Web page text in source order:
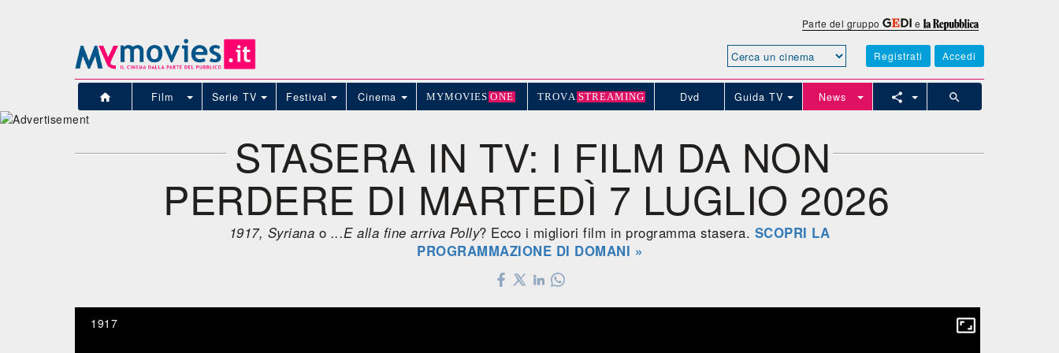
Parte del gruppo e
Registrati Accedi
Film Serie TV Festival Cinema MYMOVIES ONE TROVA STREAMING Dvd Guida TV News
STASERA IN TV: I FILM DA NON
PERDERE DI MARTEDÌ 7 LUGLIO 2026
1917, Syriana o ...E alla fine arriva Polly? Ecco i migliori film in programma stasera. SCOPRI LA
PROGRAMMAZIONE DI DOMANI »

1917